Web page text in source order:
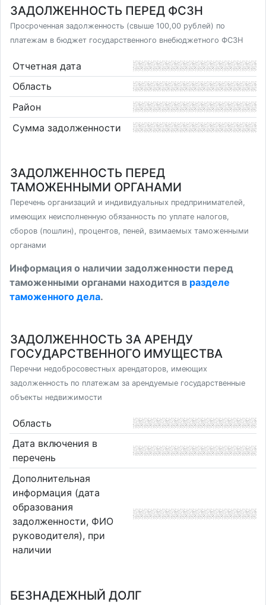
ЗАДОЛЖЕННОСТЬ ПЕРЕД ФСЗН
Просроченная задолженность (свыше 100,00 рублей) по
платежам в бюджет государственного внебюджетного ФСЗН
Отчетная дата
Область
Район
Сумма задолженности
ЗАДОЛЖЕННОСТЬ ПЕРЕД
ТАМОЖЕННЫМИ ОРГАНАМИ
Перечень организаций и индивидуальных предпринимателей,
имеющих неисполненную обязанность по уплате налогов,
сборов (пошлин), процентов, пеней, взимаемых таможенными
органами
Информация о наличии задолженности перед
таможенными органами находится в разделе
таможенного дела.
ЗАДОЛЖЕННОСТЬ ЗА АРЕНДУ
ГОСУДАРСТВЕННОГО ИМУЩЕСТВА
Перечни недобросовестных арендаторов, имеющих
задолженность по платежам за арендуемые государственные
объекты недвижимости
Область
Дата включения в
перечень
Дополнительная
информация (дата
образования
задолженности, ФИО
руководителя), при
наличии
БЕЗНАДЕЖНЫЙ ДОЛГ